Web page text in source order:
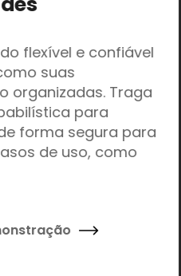
e confiável
suas
Traga
para
segura para
de uso, como